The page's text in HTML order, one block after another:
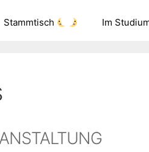
Stammtisch Im